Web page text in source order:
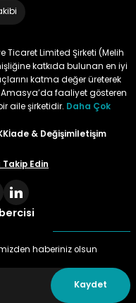
Ticaret Limited Şirketi (Melih
katkıda bulunan en iyi
katma değer üreterek
faaliyet gösteren
aile şirketidir. Daha Çok
İade & Değişimİletişim
Edin
haberiniz olsun
Kaydet